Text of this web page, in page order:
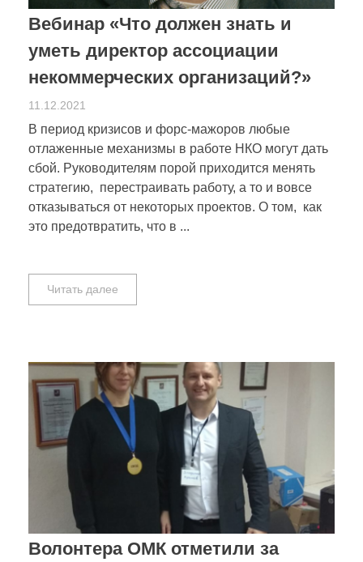
Вебинар «Что должен знать и
уметь директор ассоциации
некоммерческих организаций?»
11.12.2021
В период кризисов и форс-мажоров любые
отлаженные механизмы в работе НКО могут дать
сбой. Руководителям порой приходится менять
стратегию, перестраивать работу, а то и вовсе
отказываться от некоторых проектов. О том, как
это предотвратить, что в ...
Читать далее
Волонтера ОМК отметили за